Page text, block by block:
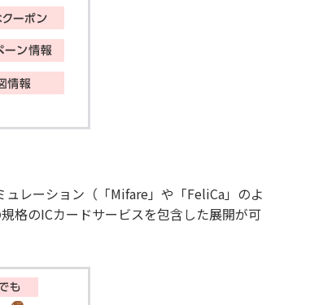
レーション（「Mifare」や「FeliCa」のよ
格のICカードサービスを包含した展開が可